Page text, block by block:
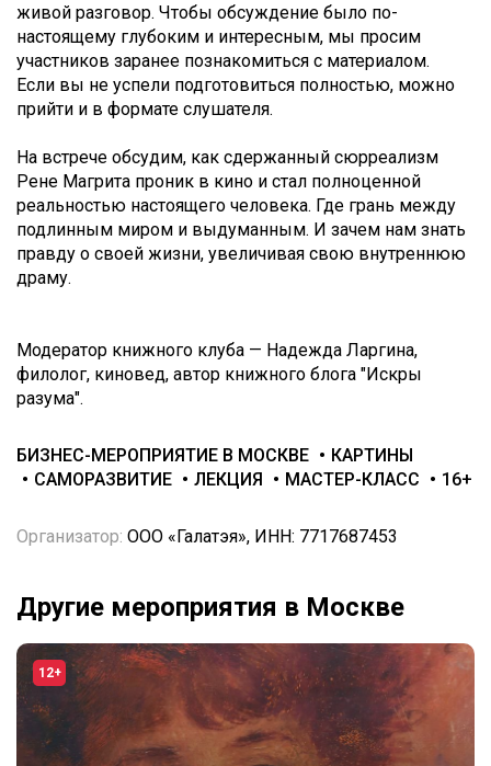
живой разговор. Чтобы обсуждение было по-
настоящему глубоким и интересным, мы просим
участников заранее познакомиться с материалом.
Если вы не успели подготовиться полностью, можно
прийти и в формате слушателя.
На встрече обсудим, как сдержанный сюрреализм
Рене Магрита проник в кино и стал полноценной
реальностью настоящего человека. Где грань между
подлинным миром и выдуманным. И зачем нам знать
правду о своей жизни, увеличивая свою внутреннюю
драму.
Модератор книжного клуба — Надежда Ларгина,
филолог, киновед, автор книжного блога "Искры
разума".
БИЗНЕС-МЕРОПРИЯТИЕ В МОСКВЕ
КАРТИНЫ
САМОРАЗВИТИЕ
ЛЕКЦИЯ МАСТЕР-КЛАСС 16+
Организатор: ООО «Галатэя», ИНН: 7717687453
Другие мероприятия в Москве
12+